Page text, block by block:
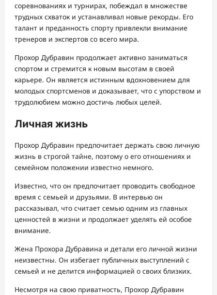
соревнованиях и турнирах, побеждал в множестве
трудных схваток и устанавливал новые рекорды. Его
талант и преданность спорту привлекли внимание
тренеров и экспертов со всего мира.
Прохор Дубравин продолжает активно заниматься
спортом и стремится к новым высотам в своей
карьере. Он является истинным вдохновением для
молодых спортсменов и доказывает, что с упорством и
трудолюбием можно достичь любых целей.
Личная жизнь
Прохор Дубравин предпочитает держать свою личную
жизнь в строгой тайне, поэтому о его отношениях и
семейном положении известно немного.
Известно, что он предпочитает проводить свободное
время с семьей и друзьями. В интервью он
рассказывал, что считает семью одним из главных
ценностей в жизни и продолжает уделять ей особое
внимание.
Жена Прохора Дубравина и детали его личной жизни
неизвестны. Он избегает публичных выступлений с
семьей и не делится информацией о своих близких.
Несмотря на свою приватность, Прохор Дубравин